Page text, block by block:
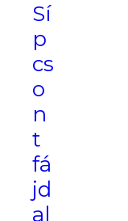
Sí
p
cs
o
n
t
fá
jd
al